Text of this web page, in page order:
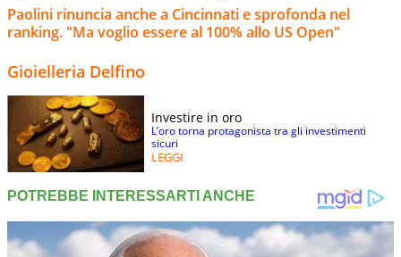
Paolini rinuncia anche a Cincinnati e sprofonda nel
ranking. "Ma voglio essere al 100% allo US Open"
Gioielleria Delfino
Investire in oro
L’oro torna protagonista tra gli investimenti
sicuri
LEGGI